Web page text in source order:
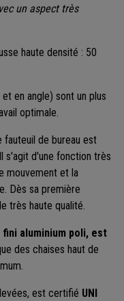
un aspect très
haute densité : 50
en angle) sont un plus
optimale.
fauteuil de bureau est
s'agit d'une fonction très
mouvement et la
Dès sa première
très haute qualité.
fini aluminium poli, est
des chaises haut de
est certifié UNI